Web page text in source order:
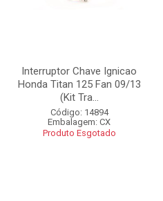
Interruptor Chave Ignicao
Honda Titan 125 Fan 09/13
(Kit Tra...
Código: 14894
Embalagem: CX
Produto Esgotado